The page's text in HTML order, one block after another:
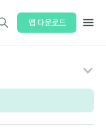
앱 다운로드